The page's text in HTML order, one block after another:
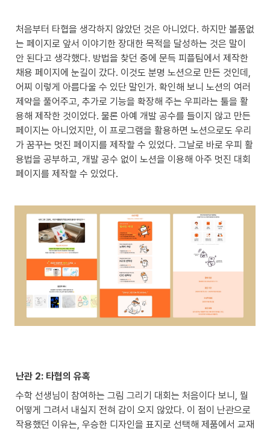
처음부터 타협을 생각하지 않았던 것은 아니었다. 하지만 볼품없
는 페이지로 앞서 이야기한 장대한 목적을 달성하는 것은 말이
안 된다고 생각했다. 방법을 찾던 중에 문득 피플팀에서 제작한
채용 페이지에 눈길이 갔다. 이것도 분명 노션으로 만든 것인데,
어찌 이렇게 아름다울 수 있단 말인가. 확인해 보니 노션의 여러
제약을 풀어주고, 추가로 기능을 확장해 주는 우피라는 툴을 활
용해 제작한 것이었다. 물론 아예 개발 공수를 들이지 않고 만든
페이지는 아니었지만, 이 프로그램을 활용하면 노션으로도 우리
가 꿈꾸는 멋진 페이지를 제작할 수 있었다. 그날로 바로 우피 활
용법을 공부하고, 개발 공수 없이 노션을 이용해 아주 멋진 대회
페이지를 제작할 수 있었다.
난관 2: 타협의 유혹
수학 선생님이 참여하는 그림 그리기 대회는 처음이다 보니, 뭘
어떻게 그려서 내실지 전혀 감이 오지 않았다. 이 점이 난관으로
작용했던 이유는, 우승한 디자인을 표지로 선택해 제품에서 교재